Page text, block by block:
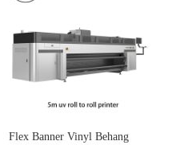
Flex Banner Vinyl Behang